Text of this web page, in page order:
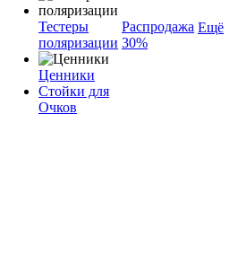
Тестеры
поляризации
Ценники
Стойки для
Очков
Распродажа
30%
Ещё